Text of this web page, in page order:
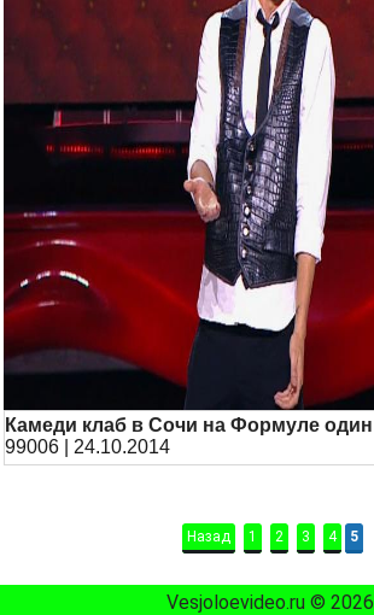
Камеди клаб в Сочи на Формуле один
99006 | 24.10.2014
Назад 1 2 3 4 5
Vesjoloevideo.ru © 2026